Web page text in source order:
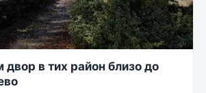
в тих район близо до